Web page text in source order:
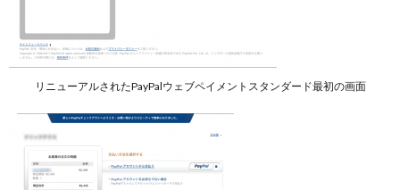
リニューアルされたPayPalウェブペイメントスタンダード最初の画面